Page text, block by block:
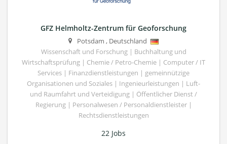
GFZ Helmholtz-Zentrum für Geoforschung
Potsdam , Deutschland
Wissenschaft und Forschung | Buchhaltung und
Wirtschaftsprüfung | Chemie / Petro-Chemie | Computer / IT
Services | Finanzdienstleistungen | gemeinnützige
Organisationen und Soziales | Ingenieurleistungen | Luft-
und Raumfahrt und Verteidigung | Öffentlicher Dienst /
Regierung | Personalwesen / Personaldienstleister |
Rechtsdienstleistungen
22 Jobs